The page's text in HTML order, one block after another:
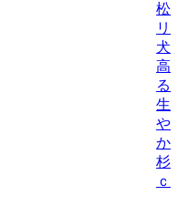
松
リ
犬
高
る
生
や
か
杉
ｃ